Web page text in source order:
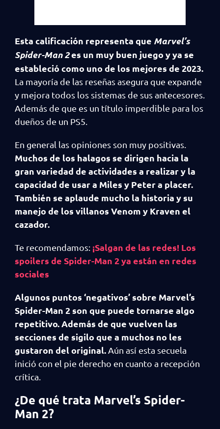
Esta calificación representa que Marvel’s
Spider-Man 2es un muy buen juego y ya se
estableció como uno de los mejores de 2023.
La mayoría de las reseñas asegura que expande
y mejora todos los sistemas de sus antecesores.
Además de que es un título imperdible para los
dueños de un PS5.
En general las opiniones son muy positivas.
Muchos de los halagos se dirigen hacia la
gran variedad de actividades a realizar y la
capacidad de usar a Miles y Peter a placer.
También se aplaude mucho la historia y su
manejo de los villanos Venom y Kraven el
cazador.
Te recomendamos: ¡Salgan de las redes! Los
spoilers de Spider-Man 2 ya están en redes
sociales
Algunos puntos ‘negativos’ sobre Marvel’s
Spider-Man 2 son que puede tornarse algo
repetitivo. Además de que vuelven las
secciones de sigilo que a muchos no les
gustaron del original. Aún así esta secuela
inició con el pie derecho en cuanto a recepción
crítica.
¿De qué trata Marvel’s Spider-
Man 2?